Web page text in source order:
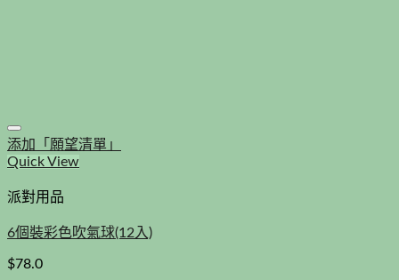
添加「願望清單」
Quick View
派對用品
6個裝彩色吹氣球(12入)
$78.0